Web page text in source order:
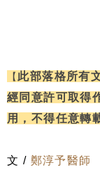
【 此部落格所有
經同意許可取得
用
， 不得任意轉
文 / 鄭淳予醫師